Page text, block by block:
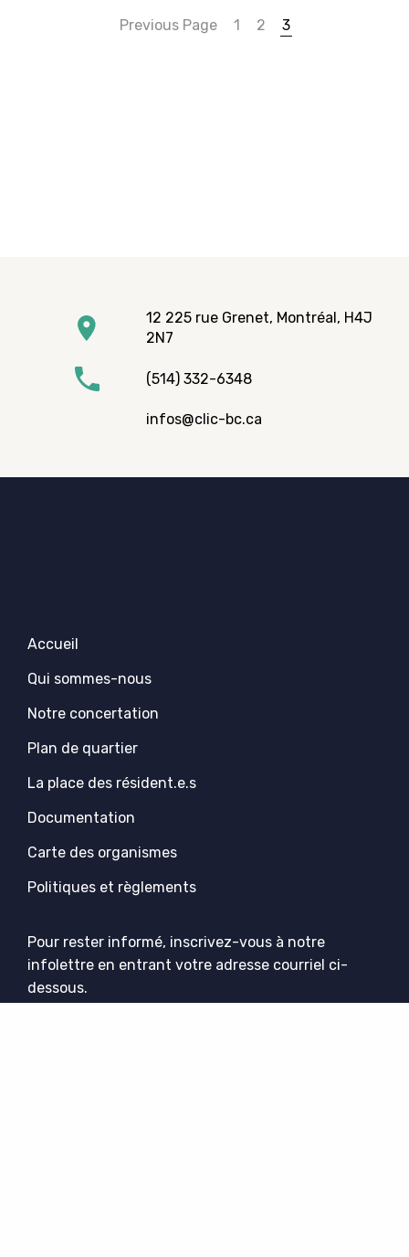
Previous Page 1 2 3
12 225 rue Grenet, Montréal, H4J
2N7
(514) 332-6348
infos@clic-bc.ca
Accueil
Qui sommes-nous
Notre concertation
Plan de quartier
La place des résident.e.s
Documentation
Carte des organismes
Politiques et règlements
Pour rester informé, inscrivez-vous à notre
infolettre en entrant votre adresse courriel ci-
dessous.